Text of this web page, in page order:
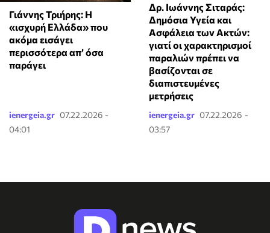
Γιάννης Τριήρης: Η
«ισχυρή Ελλάδα» που
ακόμα εισάγει
περισσότερα απ’ όσα
παράγει
ienergeia.gr 07.22.2026 -
04:01
Δρ. Ιωάννης Σιταράς:
Δημόσια Υγεία και
Ασφάλεια των Ακτών:
γιατί οι χαρακτηρισμοί
παραλιών πρέπει να
βασίζονται σε
διαπιστευμένες
μετρήσεις
ienergeia.gr 07.22.2026 -
03:57